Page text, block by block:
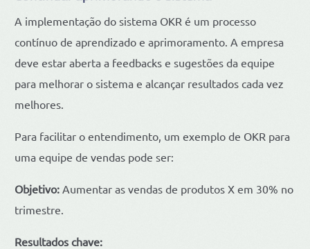
A implementação do sistema OKR é um processo
contínuo de aprendizado e aprimoramento. A empresa
deve estar aberta a feedbacks e sugestões da equipe
para melhorar o sistema e alcançar resultados cada vez
melhores.
Para facilitar o entendimento, um exemplo de OKR para
uma equipe de vendas pode ser:
Objetivo: Aumentar as vendas de produtos X em 30% no
trimestre.
Resultados chave: